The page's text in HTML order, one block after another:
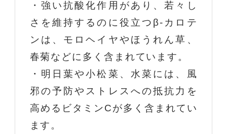
・強い抗酸化作用があり、若々し
さを維持するのに役立つβ-カロテ
ンは、モロヘイヤやほうれん草、
春菊などに多く含まれています。
・明日葉や小松菜、水菜には、風
邪の予防やストレスへの抵抗力を
高めるビタミンCが多く含まれてい
ます。